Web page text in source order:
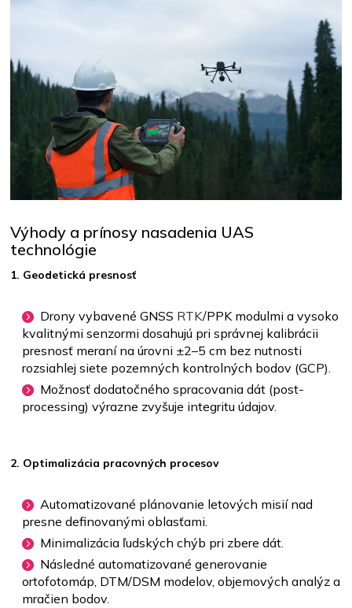
Výhody a prínosy nasadenia UAS
technológie
1. Geodetická presnosť
Drony vybavené GNSS RTK/PPK modulmi a vysoko
kvalitnými senzormi dosahujú pri správnej kalibrácii
presnosť meraní na úrovni ±2–5 cm bez nutnosti
rozsiahlej siete pozemných kontrolných bodov (GCP).
Možnosť dodatočného spracovania dát (post-
processing) výrazne zvyšuje integritu údajov.
2. Optimalizácia pracovných procesov
Automatizované plánovanie letových misií nad
presne definovanými oblasťami.
Minimalizácia ľudských chýb pri zbere dát.
Následné automatizované generovanie
ortofotomáp, DTM/DSM modelov, objemových analýz a
mračien bodov.